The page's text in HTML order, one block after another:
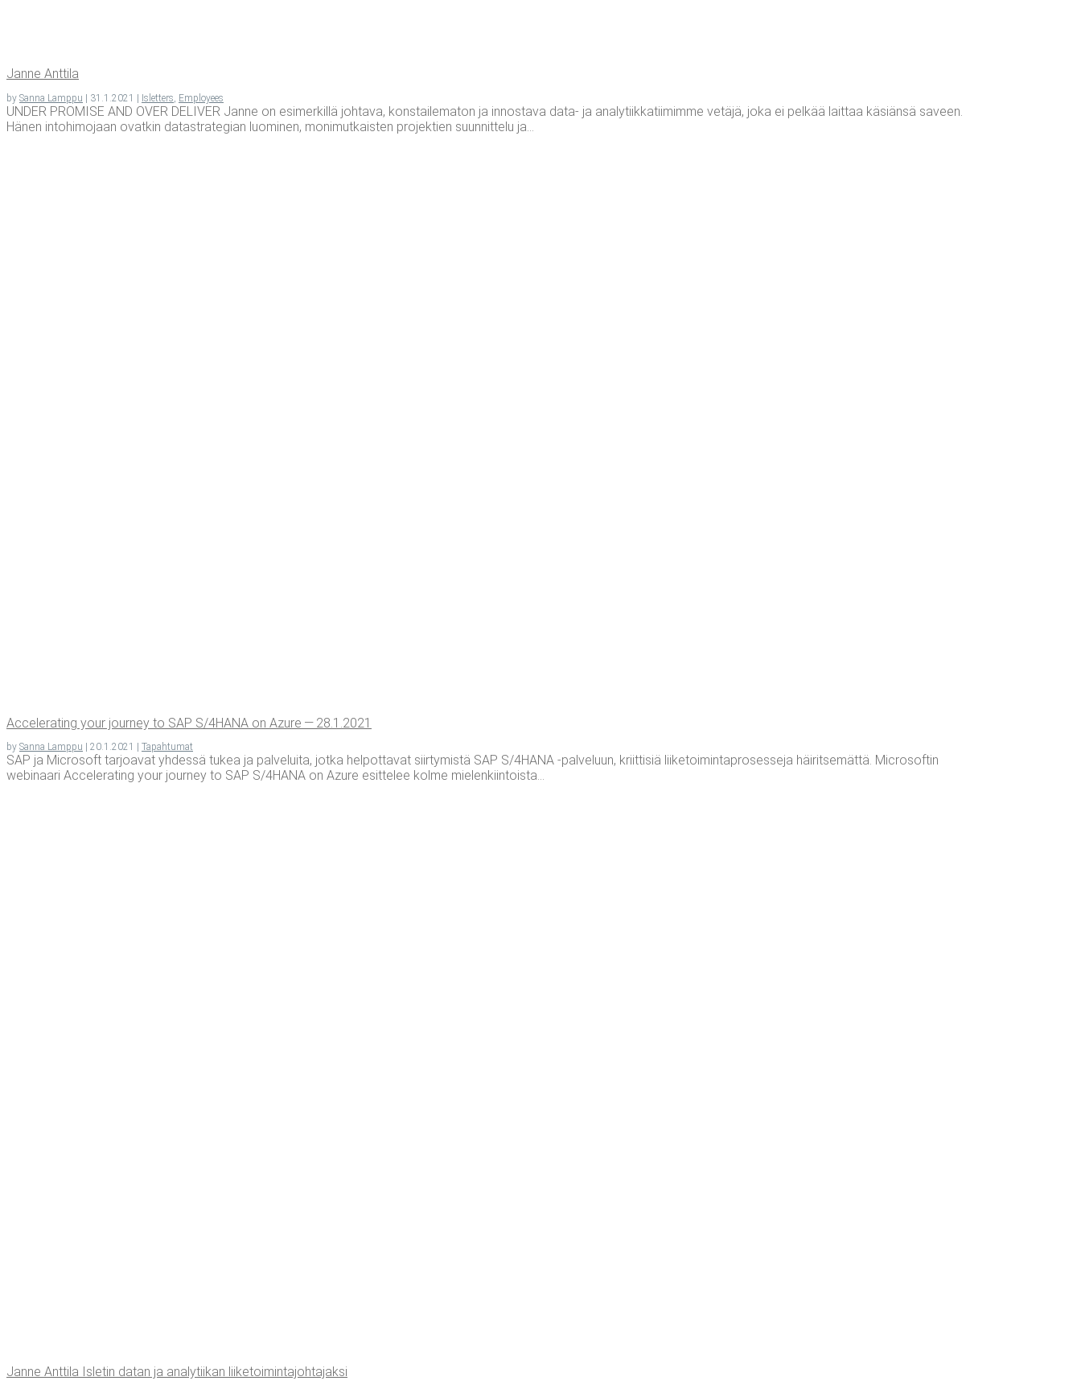
Jan­ne Anttila
by Sanna Lamppu | 31.1.2021 | Isletters Employees
UNDER PROMISE AND OVER DELIVER Janne on esimerkillä johtava, konstailematon ja innostava data- ja analytiikkatiimimme vetäjä, joka ei pelkää laittaa käsiänsä saveen.
Hänen intohimojaan ovatkin datastrategian luominen, monimutkaisten projektien suunnittelu ja...
Acce­le­ra­ting your jour­ney to SAP S/4HANA on Azu­re — 28.1.2021
by Sanna Lamppu 20.1.2021 Tapahtumat
SAP ja Microsoft tarjoavat yhdessä tukea ja palveluita, jotka helpottavat siirtymistä SAP S/4HANA -palveluun, kriittisiä liiketoimintaprosesseja häiritsemättä. Microsoftin
webinaari Accelerating your journey to SAP S/4HANA on Azure esittelee kolme mielenkiintoista...
Jan­ne Ant­ti­la Isle­tin datan ja ana­ly­tii­kan liiketoimintajohtajaksi